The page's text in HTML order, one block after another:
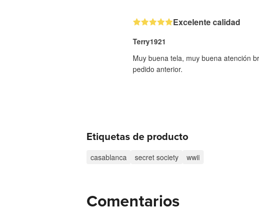
Excelente calidad
Terry1921
Muy buena tela, muy buena atención
pedido anterior.
Etiquetas de producto
casablanca secret society wwii
Comentarios